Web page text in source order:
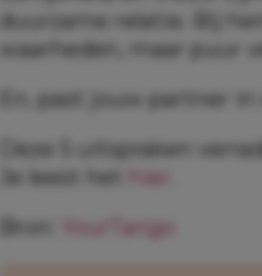
duurzame relatie. Bij
waarheden, maar puur
En, past jouw partner in
Deze 5 uitspraken
Je leest het
hier
Bron:
YourTango